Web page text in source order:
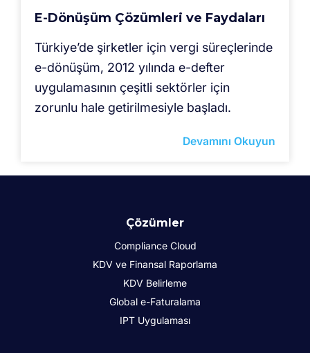
E-Dönüşüm Çözümleri ve Faydaları
Türkiye’de şirketler için vergi süreçlerinde
e-dönüşüm, 2012 yılında e-defter
uygulamasının çeşitli sektörler için
zorunlu hale getirilmesiyle başladı.
Devamını Okuyun
Çözümler
Compliance Cloud
KDV ve Finansal Raporlama
KDV Belirleme
Global e-Faturalama
IPT Uygulaması